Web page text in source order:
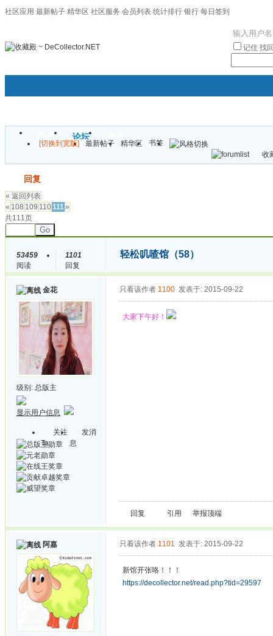
社区应用 最新帖子 精华区 社区服务 会员列表 统计排行 银行 每日签到
记住 找
门户 论坛
[切换到宽版] 最新帖子 精华区
书签
收
回复
« 返回列表
« 108 109 110111»
共111页
Go
53459
阅读
1101
回复
轻松叽喳馆（58）
金花
级别: 总版主
显示用户信息
关注
Ta
发消
息
只看该作者 1100 发表于: 2015-09-22
大家下午好！
回复 引用 举报顶端
阿嘉 只看该作者 1101 发表于: 2015-09-22
新馆开张咯！！！
https://decollector.net/read.php?tid=29597